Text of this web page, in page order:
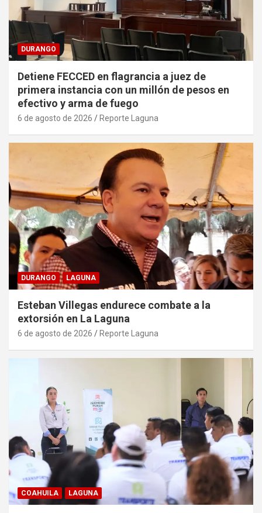
DURANGO
Detiene FECCED en flagrancia a juez de
primera instancia con un millón de pesos en
efectivo y arma de fuego
6 de agosto de 2026 Reporte Laguna
DURANGO LAGUNA
Esteban Villegas endurece combate a la
extorsión en La Laguna
6 de agosto de 2026 Reporte Laguna
COAHUILA LAGUNA